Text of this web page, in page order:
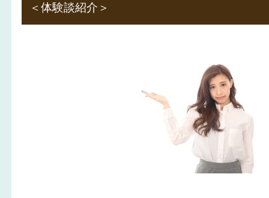
＜体験談紹介＞